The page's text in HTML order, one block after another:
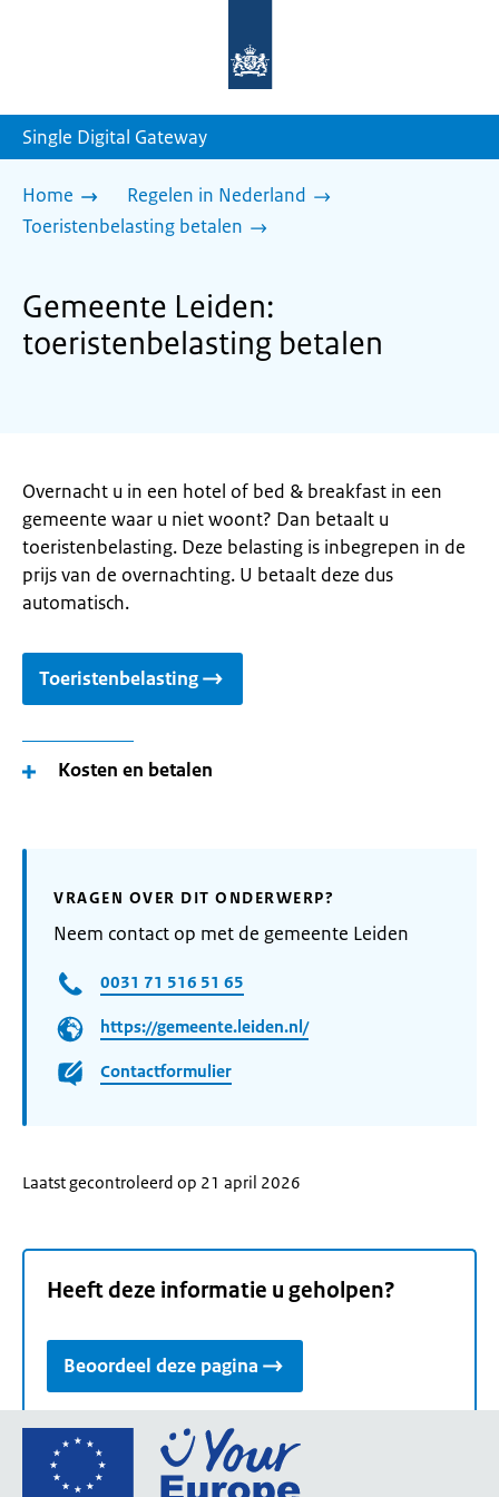
homepage
Single Digital Gateway
Home
Regelen in Nederland
Toeristenbelasting betalen
Gemeente Leiden:
toeristenbelasting betalen
Overnacht u in een hotel of bed & breakfast in een
gemeente waar u niet woont? Dan betaalt u
toeristenbelasting. Deze belasting is inbegrepen in de
prijs van de overnachting. U betaalt deze dus
automatisch.
Toeristenbelasting
Kosten en betalen
VRAGEN OVER DIT ONDERWERP?
Neem contact op met de gemeente Leiden
0031 71 516 51 65
https://gemeente.leiden.nl/
Contactformulier
Laatst gecontroleerd op 21 april 2026
Heeft deze informatie u geholpen?
Beoordeel deze pagina
Ga